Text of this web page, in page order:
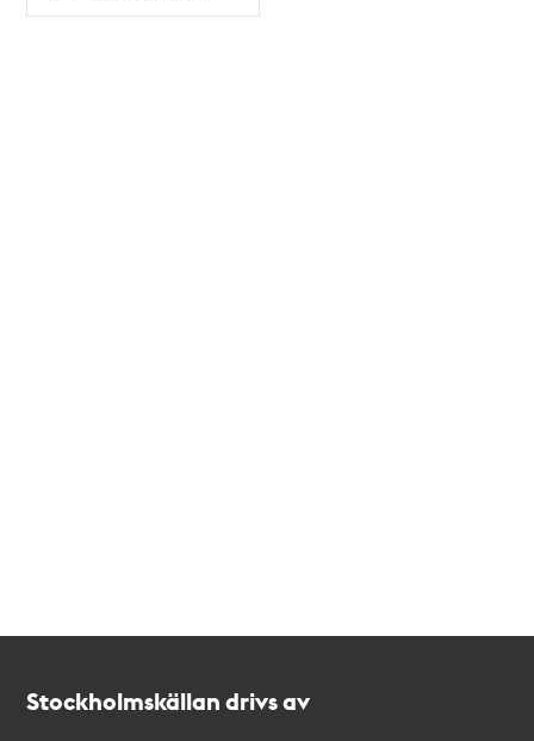
Typ
Stockholmskällan drivs av